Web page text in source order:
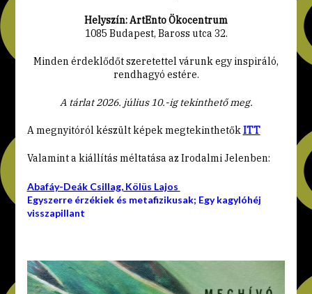
Helyszín: ArtEnto Ökocentrum
1085 Budapest, Baross utca 32.
Minden érdeklődőt szeretettel várunk egy inspiráló,
rendhagyó estére.
A tárlat 2026. július 10.-ig tekinthető meg.
A megnyitóról készült képek megtekinthetőkITT
Valamint a kiállítás méltatása az Irodalmi Jelenben:
Abafáy-Deák Csillag, Kölüs Lajos
Egyszerre érzékiek és metafizikusak; Egy kagylóhéj
visszapillant